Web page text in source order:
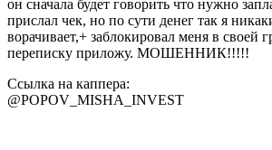
он сначала будет говорить что нужно
прислал чек, но по сути денег так я
ворачивает,+ заблокировал меня в своей
переписку приложу. МОШЕННИК!!!!!
Ссылка на каппера:
@POPOV_MISHA_INVEST